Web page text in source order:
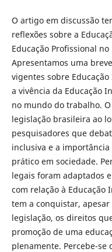
O artigo em discussão
reflexões sobre a
Educação Profissional
Apresentamos uma
vigentes sobre
a vivência da Educação
no mundo do trabalho.
legislação brasileira ao
pesquisadores que
inclusiva e a
prático em sociedade.
legais foram adaptados
com relação à Educação
tem a conquistar,
legislação, os direitos
promoção de uma
plenamente. Percebe-se